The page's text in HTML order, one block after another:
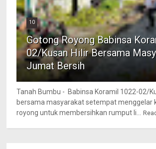
10
Gotong Royong Babinsa
02/Kusan Hilir Bersama
Jumat Bersih
Tanah Bumbu - Babinsa Koramil 1022-02/
bersama masyarakat setempat menggelar
royong untuk membersihkan rumput li...